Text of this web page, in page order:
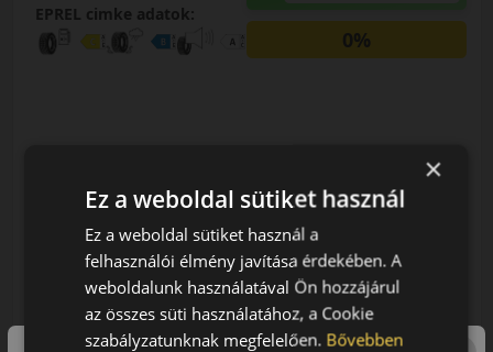
EPREL cimke adatok:
0%
FIZETHETEK RÉSZLETEKBEN?
47 990 Ft
LENDÜLET
Kuponkód másolása
db KOSÁRBA
×
Ez a weboldal sütiket használ
Ez a weboldal sütiket használ a
felhasználói élmény javítása érdekében. A
weboldalunk használatával Ön hozzájárul
az összes süti használatához, a Cookie
szabályzatunknak megfelelően. Bővebben